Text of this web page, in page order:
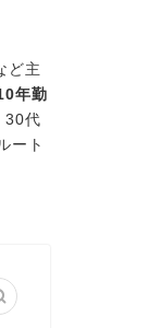
ど主
年勤
30代
ート